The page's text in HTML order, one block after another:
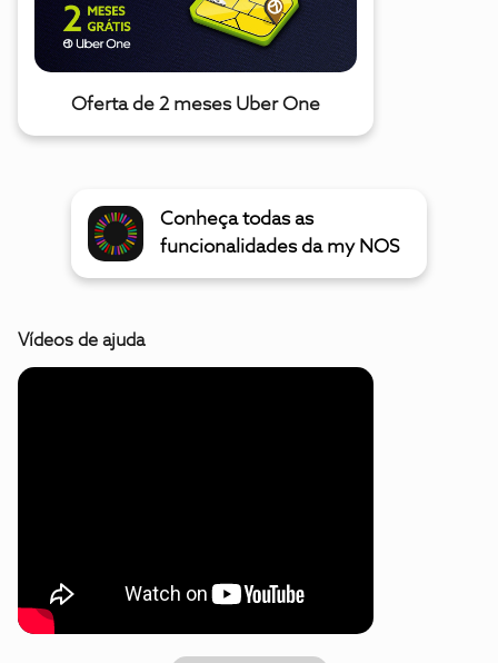
Oferta de 2 meses Uber One
Conheça todas as
funcionalidades da my NOS
Vídeos de ajuda